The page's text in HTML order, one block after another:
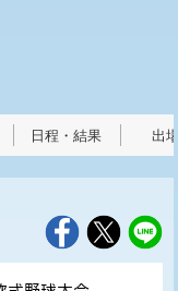
日程・結果 出